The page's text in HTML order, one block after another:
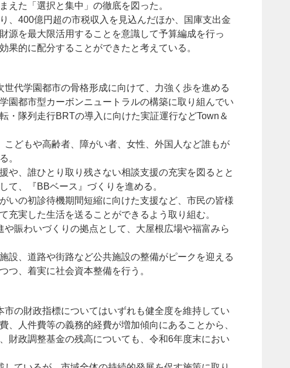
えた「選択と集中」の徹底を図った。
、400億円超の市税収入を見込んだほか、国庫支出金
源を最大限活用することを意識して予算編成を行っ
果的に配分することができたと考えている。
世代学園都市の骨格形成に向けて、力強く歩を進める
園都市型カーボンニュートラルの構築に取り組んでい
・隊列走行BRTの導入に向けた実証運行などTown＆
どもや高齢者、障がい者、女性、外国人など誰もが
。
や、誰ひとり取り残さない相談支援の充実を図るとと
て、『BBベース』づくりを進める。
いの初診待機期間短縮に向けた支援など、市民の皆様
充実した生活を送ることができるよう取り組む。
賑わいづくりの拠点として、大屋根広場や福富みら
設、道路や街路など公共施設の整備がピークを迎える
つ、着実に社会資本整備を行う。
の財政指標についてはいずれも健全度を維持してい
、人件費等の義務的経費が増加傾向にあることから、
財政調整基金の残高についても、令和6年度末におい